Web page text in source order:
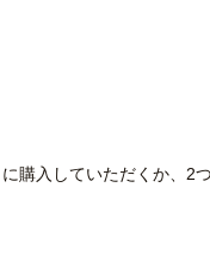
購入していただくか、2